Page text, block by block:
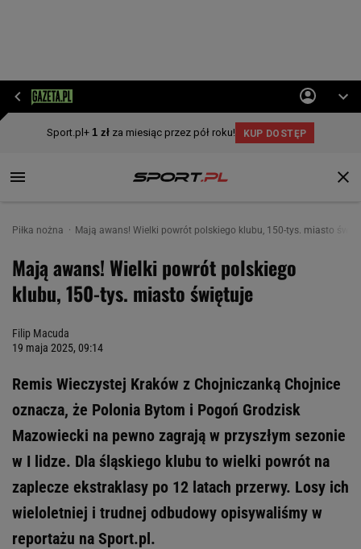
Piłka nożna Mają awans! Wielki powrót polskiego klubu, 150-tys. miasto
Mają awans! Wielki powrót polskiego
klubu, 150-tys. miasto świętuje
Filip Macuda
19 maja 2025, 09:14
Remis Wieczystej Kraków z Chojniczanką Chojnice
oznacza, że Polonia Bytom i Pogoń Grodzisk
Mazowiecki na pewno zagrają w przyszłym sezonie
w I lidze. Dla śląskiego klubu to wielki powrót na
zaplecze ekstraklasy po 12 latach przerwy. Losy ich
wieloletniej i trudnej odbudowy opisywaliśmy w
reportażu na Sport.pl.